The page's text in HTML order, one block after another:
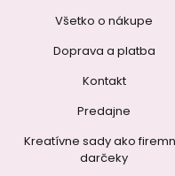
Všetko o nákupe
Doprava a platba
Kontakt
Predajne
Kreatívne sady ako
darčeky